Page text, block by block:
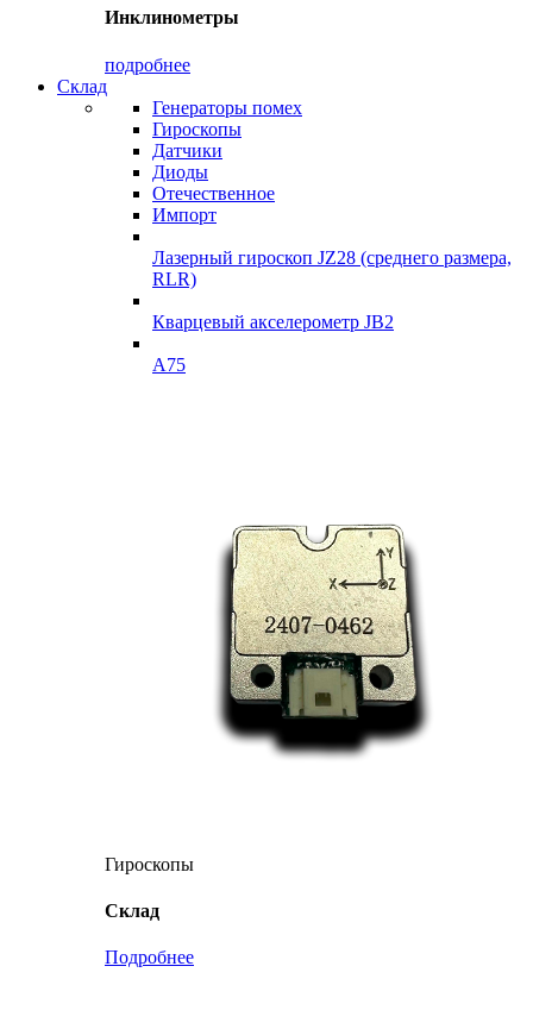
Инклинометры
подробнее
Склад
Генераторы помех
Гироскопы
Датчики
Диоды
Отечественное
Импорт
Лазерный гироскоп JZ28 (среднего размера,
RLR)
Кварцевый акселерометр JB2
A75
Гироскопы
Склад
Подробнее